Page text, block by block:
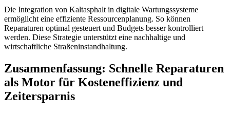
Die Integration von Kaltasphalt in digitale Wartungssysteme
ermöglicht eine effiziente Ressourcenplanung. So können
Reparaturen optimal gesteuert und Budgets besser kontrolliert
werden. Diese Strategie unterstützt eine nachhaltige und
wirtschaftliche Straßeninstandhaltung.
Zusammenfassung: Schnelle Reparaturen
als Motor für Kosteneffizienz und
Zeitersparnis